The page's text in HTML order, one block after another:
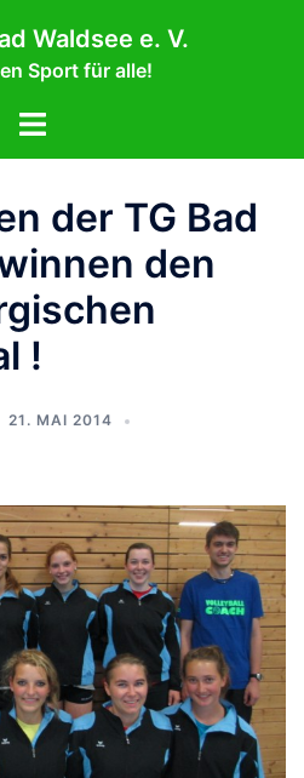
Waldsee e. V.
Sport für alle!
Menü
der TG Bad
den
!
21. MAI 2014